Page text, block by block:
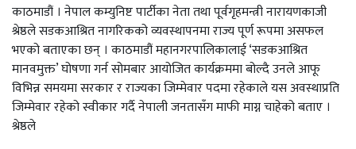
काठमाडौं । नेपाल कम्युनिष्ट पार्टीका नेता तथा पूर्वगृहमन्त्री नारायणकाजी
श्रेष्ठले सडकआश्रित नागरिकको व्यवस्थापनमा राज्य पूर्ण रूपमा असफल
भएको बताएका छन् । काठमाडौं महानगरपालिकालाई ‘सडकआश्रित
मानवमुक्त’ घोषणा गर्न सोमबार आयोजित कार्यक्रममा बोल्दै उनले आफू
विभिन्न समयमा सरकार र राज्यका जिम्मेवार पदमा रहेकाले यस अवस्थाप्रति
जिम्मेवार रहेको स्वीकार गर्दै नेपाली जनतासँग माफी माग्न चाहेको बताए ।
श्रेष्ठले